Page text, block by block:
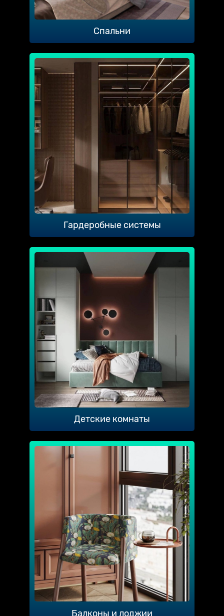
Спальни
Гардеробные системы
Детские комнаты
Балконы и лоджии